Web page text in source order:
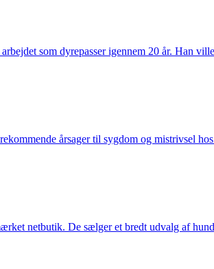
som dyrepasser igennem 20 år. Han
årsager til sygdom og mistrivsel
netbutik. De sælger et bredt udvalg af